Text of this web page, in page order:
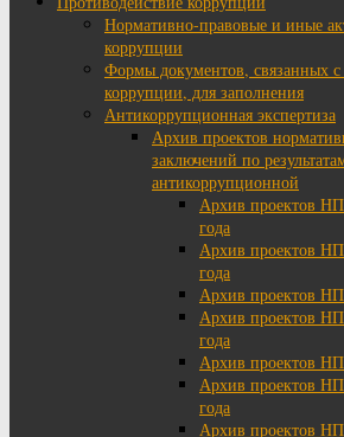
Нормативно-правовые и иные
коррупции
Формы документов, связанных с
коррупции, для заполнения
Антикоррупционная экспертиза
Архив проектов
заключений по
антикоррупционной
Архив проектов
года
Архив проектов
года
Архив проектов
Архив проектов
года
Архив проектов
Архив проектов
года
Архив проектов